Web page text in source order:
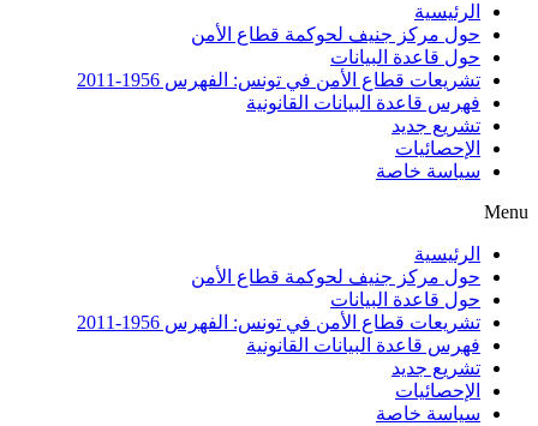
الرئيسية
حول مركز جنيف لحوكمة قطاع الأمن
حول قاعدة البيانات
تشريعات قطاع الأمن في تونس: الفهرس 1956-2011
فهرس قاعدة البيانات القانونية
تشريع جديد
الإحصائيات
سياسة خاصة
Menu
الرئيسية
حول مركز جنيف لحوكمة قطاع الأمن
حول قاعدة البيانات
تشريعات قطاع الأمن في تونس: الفهرس 1956-2011
فهرس قاعدة البيانات القانونية
تشريع جديد
الإحصائيات
سياسة خاصة